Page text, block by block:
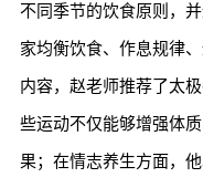
不同季节的饮食原则，
家均衡饮食、作息规律
内容，赵老师推荐了太
些运动不仅能够增强体
果；在情志养生方面，